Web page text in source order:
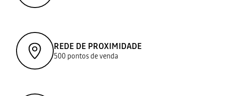
REDE DE PROXIMIDADE
500 pontos de venda